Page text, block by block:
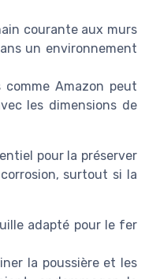
courante aux murs
un environnement
Amazon peut
les dimensions de
pour la préserver
surtout si la
adapté pour le fer
la poussière et les